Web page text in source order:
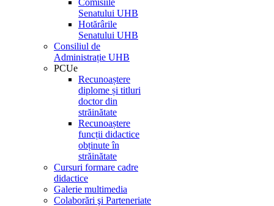
Comisiile
Senatului UHB
Hotărârile
Senatului UHB
Consiliul de
Administrație UHB
PCUe
Recunoaștere
diplome și titluri
doctor din
străinătate
Recunoaștere
funcții didactice
obținute în
străinătate
Cursuri formare cadre
didactice
Galerie multimedia
Colaborări şi Parteneriate